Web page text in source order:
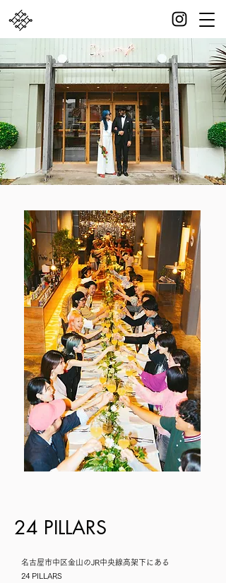
24 PILLARS
名古屋市中区金山のJR中央線高架下にある
24 PILLARS